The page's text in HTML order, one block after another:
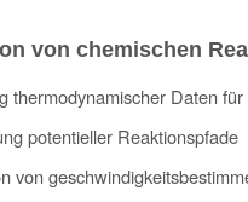
von chemischen
thermodynamischer Daten
potentieller Reaktionspfade
von